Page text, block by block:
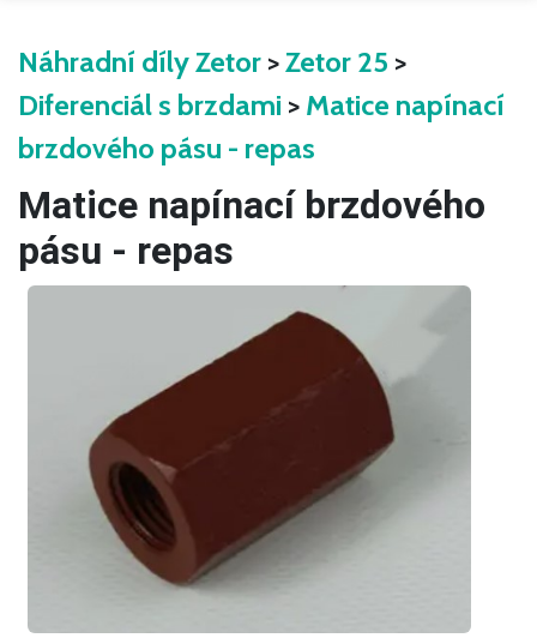
Náhradní díly Zetor >Zetor 25 >
Diferenciál s brzdami > Matice napínací
brzdového pásu - repas
Matice napínací brzdového
pásu - repas